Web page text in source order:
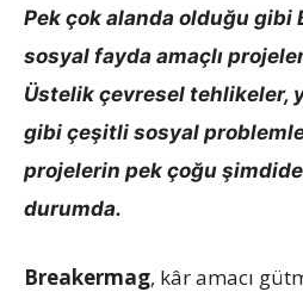
Pek çok alanda olduğu gibi
sosyal fayda amaçlı
Üstelik çevresel tehlikeler,
gibi çeşitli sosyal
projelerin pek çoğu
durumda.
Breakermag, kâr amacı